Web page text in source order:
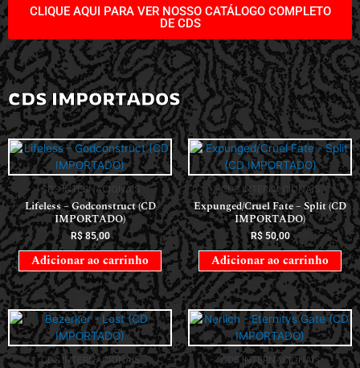
CLIQUE AQUI PARA VER NOSSO CATÁLOGO COMPLETO
DE CDS
CDS IMPORTADOS
CDS INTERNACIONAIS
Lifeless – Godconstruct (CD
IMPORTADO)
R$85,00
Adicionar ao carrinho
CDS INTERNACIONAIS
Expunged/Cruel Fate – Split (CD
IMPORTADO)
R$50,00
Adicionar ao carrinho
CDS INTERNACIONAIS CDS INTERNACIONAIS